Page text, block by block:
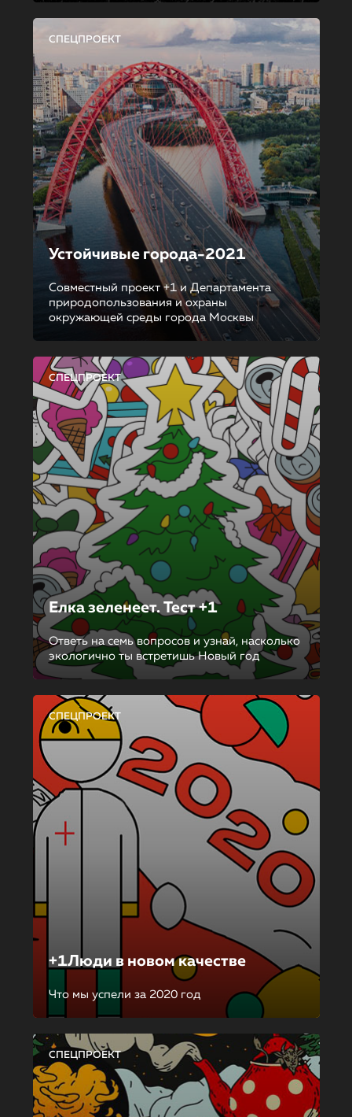
СПЕЦПРОЕКТ
Устойчивые города-2021
Совместный проект +1 и Департамента
природопользования и охраны
окружающей среды города Москвы
СПЕЦПРОЕКТ
Елка зеленеет. Тест +1
Ответь на семь вопросов и узнай, насколько
экологично ты встретишь Новый год
СПЕЦПРОЕКТ
+1Люди в новом качестве
Что мы успели за 2020 год
СПЕЦПРОЕКТ